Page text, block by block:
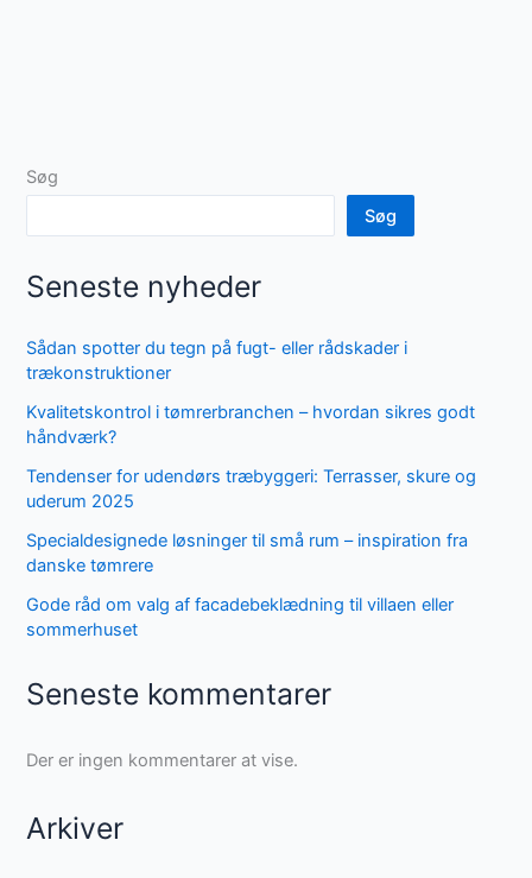
Søg
Søg
Seneste nyheder
Sådan spotter du tegn på fugt- eller rådskader i
trækonstruktioner
Kvalitetskontrol i tømrerbranchen – hvordan sikres godt
håndværk?
Tendenser for udendørs træbyggeri: Terrasser, skure og
uderum 2025
Specialdesignede løsninger til små rum – inspiration fra
danske tømrere
Gode råd om valg af facadebeklædning til villaen eller
sommerhuset
Seneste kommentarer
Der er ingen kommentarer at vise.
Arkiver